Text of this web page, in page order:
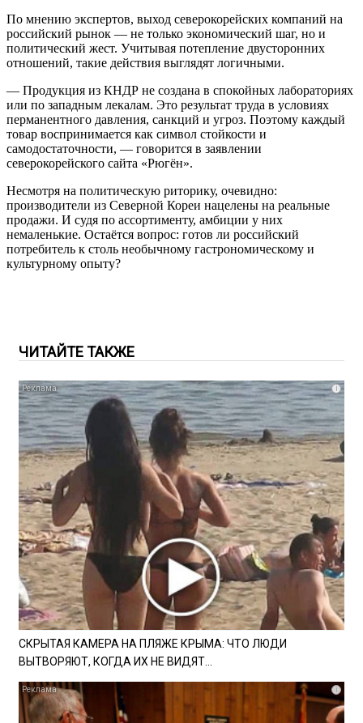
По мнению экспертов, выход северокорейских компаний на
российский рынок — не только экономический шаг, но и
политический жест. Учитывая потепление двусторонних
отношений, такие действия выглядят логичными.
— Продукция из КНДР не создана в спокойных лабораториях
или по западным лекалам. Это результат труда в условиях
перманентного давления, санкций и угроз. Поэтому каждый
товар воспринимается как символ стойкости и
самодостаточности, — говорится в заявлении
северокорейского сайта «Рюгён».
Несмотря на политическую риторику, очевидно:
производители из Северной Кореи нацелены на реальные
продажи. И судя по ассортименту, амбиции у них
немаленькие. Остаётся вопрос: готов ли российский
потребитель к столь необычному гастрономическому и
культурному опыту?
ЧИТАЙТЕ ТАКЖЕ
i
СКРЫТАЯ КАМЕРА НА ПЛЯЖЕ КРЫМА: ЧТО ЛЮДИ
ВЫТВОРЯЮТ, КОГДА ИХ НЕ ВИДЯТ...
i